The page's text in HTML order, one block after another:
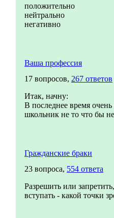
положительно
нейтрально
негативно
Ваша профессия
17 вопросов, 267 ответов
Итак, начну:
В последнее время очень
школьник не то что бы
Гражданские браки
23 вопроса, 554 ответа
Разрешить или
вступать - какой точки